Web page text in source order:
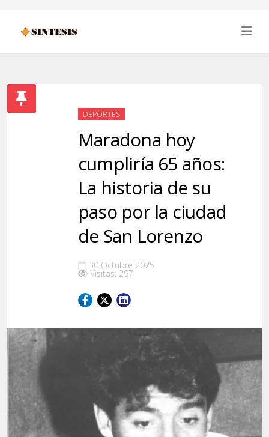
DEPORTES
Maradona hoy
cumpliría 65 años:
La historia de su
paso por la ciudad
de San Lorenzo
30 Octubre 2025
Visitas: 297